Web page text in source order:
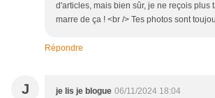
d'articles, mais bien sûr, je ne reçois plus
marre de ça ! <br /> Tes photos sont
Répondre
J je lis je blogue 06/11/2024 18:04